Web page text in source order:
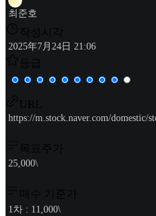
최준호
작성시각
2025年7月24日 21:06
URL
https://m.stock.naver.com/domestic/
목표주가
25,000\
매수 기준가
1차 : 11,000\